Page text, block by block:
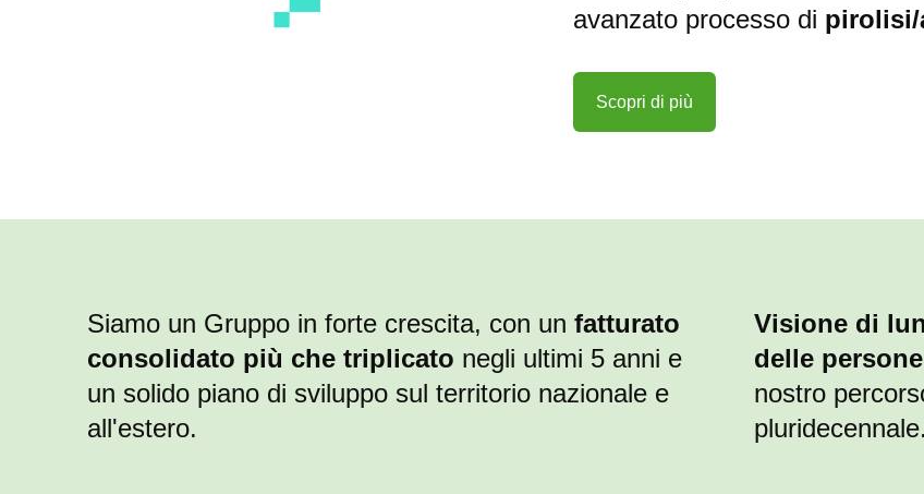
avanzato processo di pirolisi/
Scopri di più
Siamo un Gruppo in forte crescita, con un fatturato
consolidato più che triplicato negli ultimi 5 anni e
un solido piano di sviluppo sul territorio nazionale e
all'estero.
Visione di
delle persone
nostro
pluridecennale.